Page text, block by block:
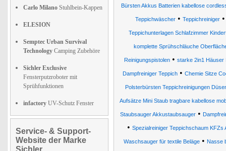
Carlo Milano Stuhlbein-Kappen
ELESION
Semptec Urban Survival
Technology Camping Zubehöre
Sichler Exclusive
Fensterputzroboter mit
Sprühfunktionen
infactory UV-Schutz Fenster
Service- & Support-
Website der Marke
Sichler
Bürsten Akkus Batterien kabellose
Teppichwäscher • Teppichreiniger
Teppichunterlagen Schlafzimmer
komplette Sprühschläuche
Reinigungspistolen • starke 2in1 Häuser
Dampfreiniger Teppich• Chemie Sitze
Polsterbürsten Teppichreinigungen
Aufsätze Mini Staub tragbare kabellose
Staubsauger Akkustaubsauger •
• Spezialreiniger Teppichschaum
Waschsauger für textile Beläge • Nasse